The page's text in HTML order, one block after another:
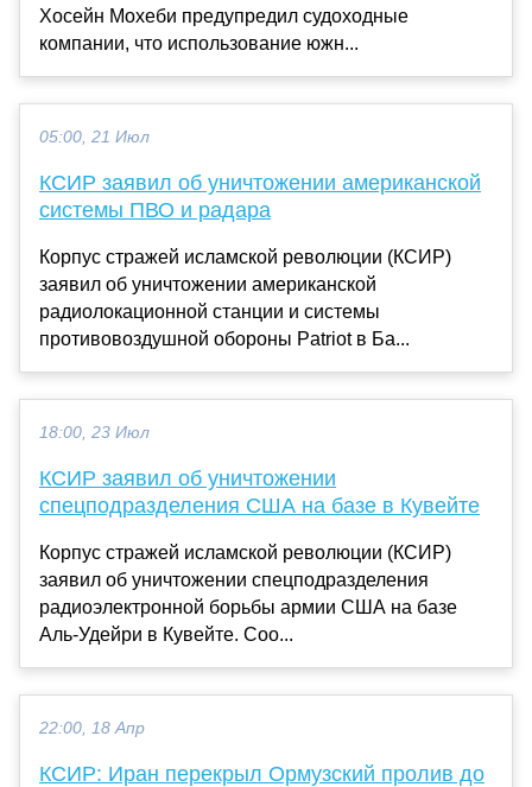
Хосейн Мохеби предупредил судоходные
компании, что использование южн...
05:00, 21 Июл
КСИР заявил об уничтожении американской
системы ПВО и радара
Корпус стражей исламской революции (КСИР)
заявил об уничтожении американской
радиолокационной станции и системы
противовоздушной обороны Patriot в Ба...
18:00, 23 Июл
КСИР заявил об уничтожении
спецподразделения США на базе в Кувейте
Корпус стражей исламской революции (КСИР)
заявил об уничтожении спецподразделения
радиоэлектронной борьбы армии США на базе
Аль-Удейри в Кувейте. Соо...
22:00, 18 Апр
КСИР: Иран перекрыл Ормузский пролив до